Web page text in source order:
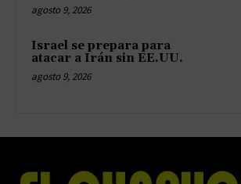
agosto 9, 2026
Israel se prepara para
atacar a Irán sin EE.UU.
agosto 9, 2026